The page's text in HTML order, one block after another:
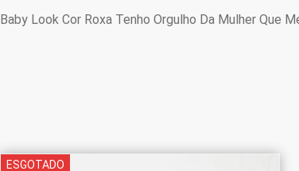
Baby Look Cor Roxa Tenho Orgulho Da Mulher Que
ESGOTADO